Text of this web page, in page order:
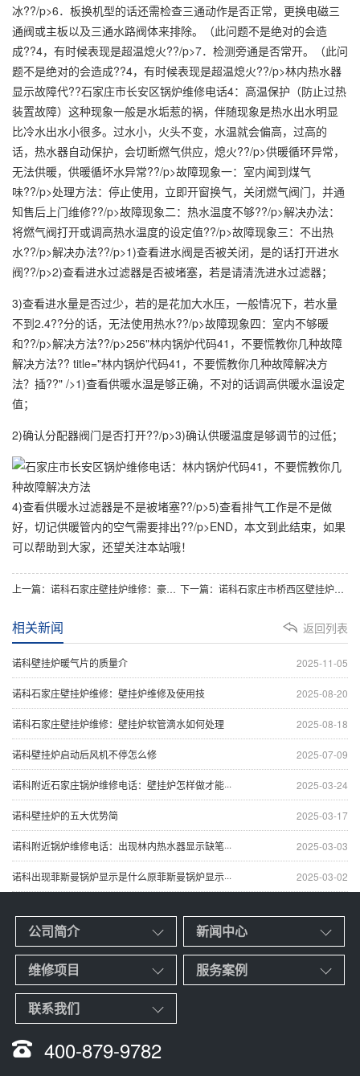
冰??/p>6．板换机型的话还需检查三通动作是否正常，更换电磁三
通阀或主板以及三通水路阀体来排除。（此问题不是绝对的会造
成??4，有时候表现是超温熄火??/p>7．检测旁通是否常开。（此问
题不是绝对的会造成??4，有时候表现是超温熄火??/p>林内热水器
显示故障代??石家庄市长安区锅炉维修电话4：高温保护（防止过热
装置故障）这种现象一般是水垢惹的祸，伴随现象是热水出水明显
比冷水出水小很多。过水小，火头不变，水温就会偏高，过高的
话，热水器自动保护，会切断燃气供应，熄火??/p>供暖循环异常，
无法供暖，供暖循坏水异常??/p>故障现象一：室内闻到煤气
味??/p>处理方法：停止使用，立即开窗换气，关闭燃气阀门，并通
知售后上门维修??/p>故障现象二：热水温度不够??/p>解决办法：
将燃气阀打开或调高热水温度的设定值??/p>故障现象三：不出热
水??/p>解决办法??/p>1)查看进水阀是否被关闭，是的话打开进水
阀??/p>2)查看进水过滤器是否被堵塞，若是请清洗进水过滤器；
3)查看进水量是否过少，若的是花加大水压，一般情况下，若水量
不到2.4??分的话，无法使用热水??/p>故障现象四：室内不够暖
和??/p>解决方法??/p>256"林内锅炉代码41，不要慌教你几种故障
解决方法?? title="林内锅炉代码41，不要慌教你几种故障解决方
法？插??" />1)查看供暖水温是够正确，不对的话调高供暖水温设定
值；
2)确认分配器阀门是否打开??/p>3)确认供暖温度是够调节的过低；
4)查看供暖水过滤器是不是被堵塞??/p>5)查看排气工作是不是做
好，切记供暖管内的空气需要排出??/p>END，本文到此结束，如果
可以帮助到大家，还望关注本站哦！
上一篇：诺科石家庄壁挂炉维修：豪特锅炉不制热是什么原因呢(锅炉烧不热的原因) 下一篇：诺科石家庄市桥西区壁挂炉维修：华帝锅炉故障代码3(华帝壁挂炉故障码1)
返回列表
相关新闻
2025-11-05
诺科壁挂炉暖气片的质量介
2025-08-20
诺科石家庄壁挂炉维修：壁挂炉维修及使用技
2025-08-18
诺科石家庄壁挂炉维修：壁挂炉软管滴水如何处理
2025-07-09
诺科壁挂炉启动后风机不停怎么修
2025-03-24
诺科附近石家庄锅炉维修电话：壁挂炉怎样做才能···
2025-03-17
诺科壁挂炉的五大优势简
2025-03-03
诺科附近锅炉维修电话：出现林内热水器显示缺笔···
2025-03-02
诺科出现菲斯曼锅炉显示是什么原菲斯曼锅炉显示···
公司简介 新闻中心
维修项目 服务案例
联系我们
400-879-9782